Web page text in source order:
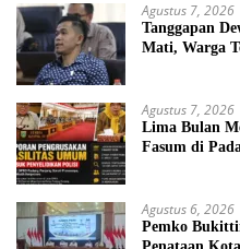
Agustus 7, 2026
Tanggapan
Mati, Warga
Agustus 7, 2026
Lima Bulan
Fasum di
Agustus 6, 2026
Pemko